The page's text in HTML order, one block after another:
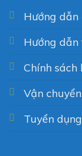
Hướng
Hướng
Chính
Vận
Tuyển dụng